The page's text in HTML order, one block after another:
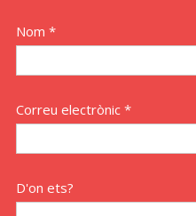
Nom *
Correu electrònic *
D'on ets?